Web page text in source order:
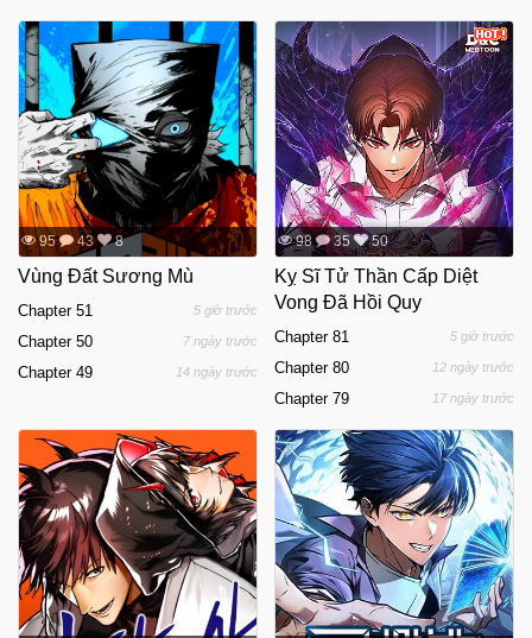
95 43 8
Vùng Đất Sương Mù
Chapter 51 5 giờ trước
Chapter 50 7 ngày trước
Chapter 49 14 ngày trước
98 35 50
Kỵ Sĩ Tử Thần Cấp Diệt
Vong Đã Hồi Quy
Chapter 81 5 giờ trước
Chapter 80 12 ngày trước
Chapter 79 17 ngày trước